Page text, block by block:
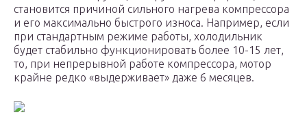
становится причиной сильного нагрева компрессора
и его максимально быстрого износа. Например, если
при стандартным режиме работы, холодильник
будет стабильно функционировать более 10-15 лет,
то, при непрерывной работе компрессора, мотор
крайне редко «выдерживает» даже 6 месяцев.